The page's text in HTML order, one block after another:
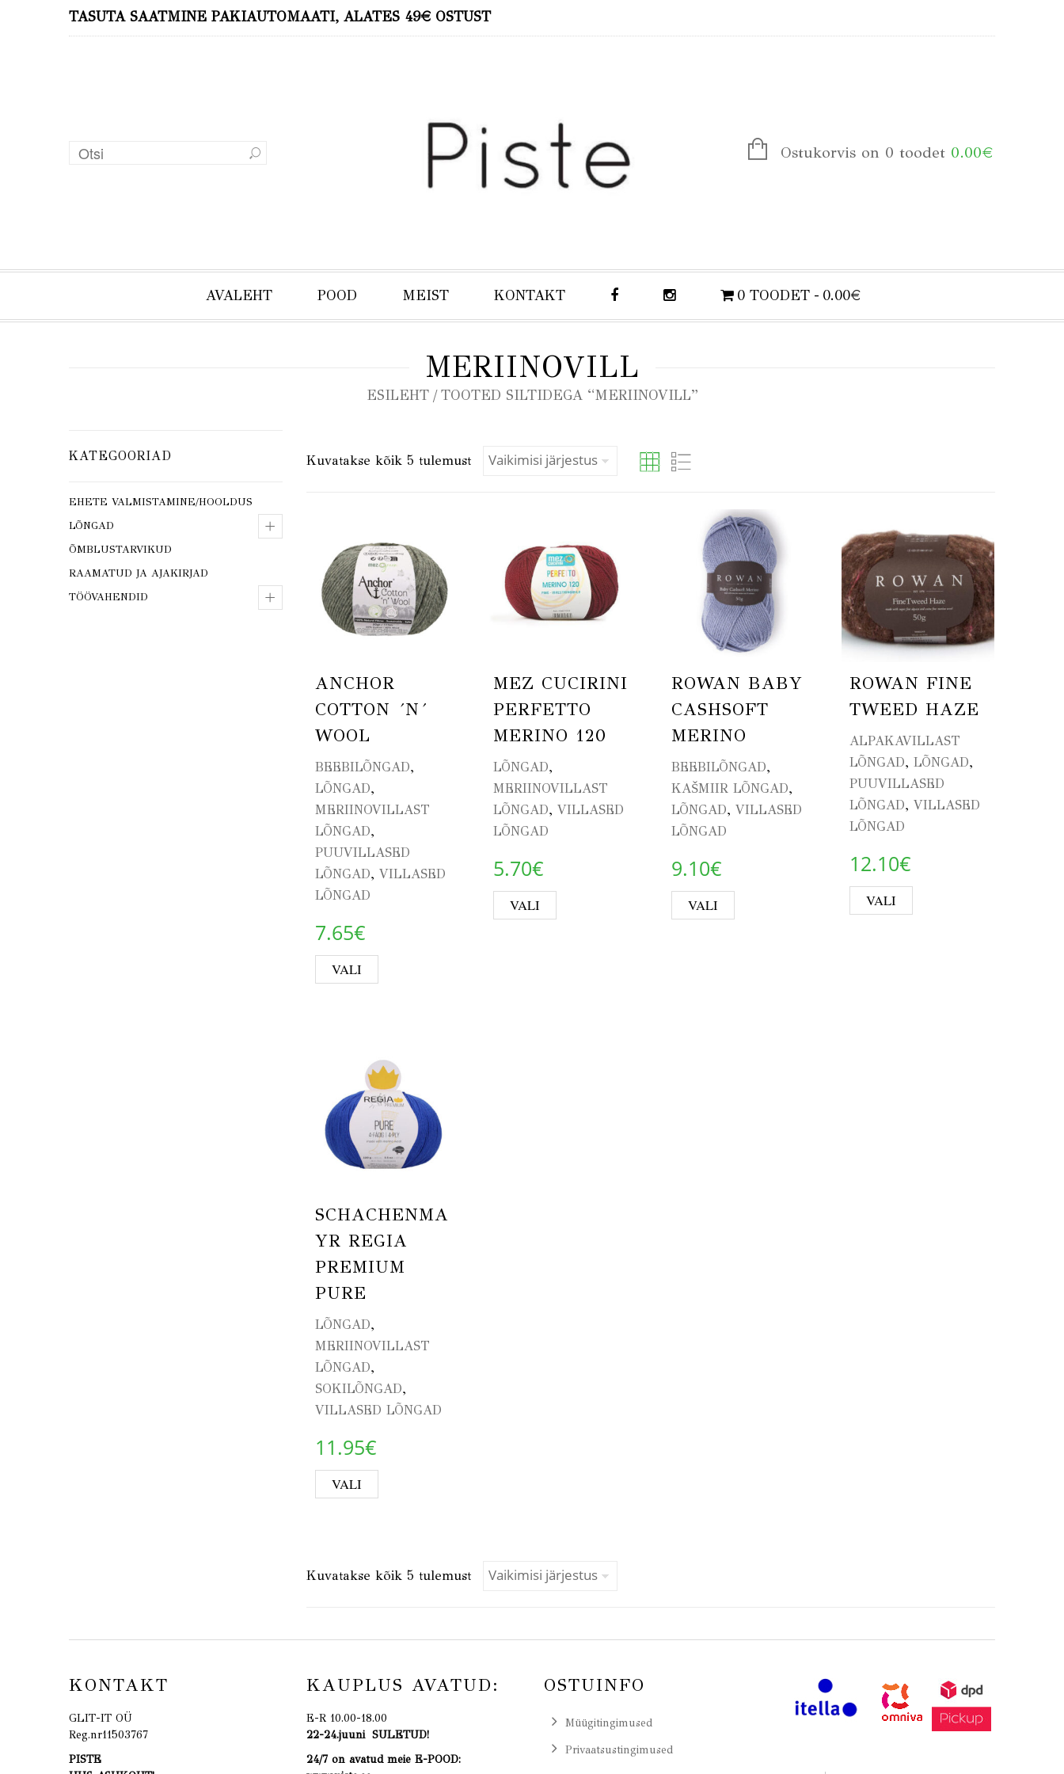
TASUTA SAATMINE PAKIAUTOMAATI, ALATES 49€ OSTUST
Ostukorvis on 0 toodet 0.00€
AVALEHT POOD MEIST KONTAKT 0 TOODET 0.00€
MERIINOVILL
ESILEHT/ TOOTED SILTIDEGA “MERIINOVILL”
KATEGOORIAD
EHETE VALMISTAMINE/HOOLDUS
+
LÕNGAD
ÕMBLUSTARVIKUD
RAAMATUD JA AJAKIRJAD
+
TÖÖVAHENDID
Kuvatakse kõik 5 tulemust
ANCHOR
COTTON ´N´
WOOL
BEEBILÕNGAD,
LÕNGAD,
MERIINOVILLAST
LÕNGAD,
PUUVILLASED
LÕNGAD, VILLASED
LÕNGAD
7.65€
VALI
MEZ CUCIRINI
PERFETTO
MERINO 120
LÕNGAD,
MERIINOVILLAST
LÕNGAD, VILLASED
LÕNGAD
5.70€
VALI This product has multiple variants. The options may be chosen on the
ROWAN BABY
CASHSOFT
MERINO
BEEBILÕNGAD,
KAŠMIIR LÕNGAD,
LÕNGAD, VILLASED
LÕNGAD
9.10€
VALI This product has multiple variants. The options
ROWAN FINE
TWEED HAZE
ALPAKAVILLAST
LÕNGAD, LÕNGAD,
PUUVILLASED
LÕNGAD, VILLASED
LÕNGAD
12.10€
VALI
SCHACHENMA
YR REGIA
PREMIUM
PURE
LÕNGAD,
MERIINOVILLAST
LÕNGAD,
SOKILÕNGAD,
VILLASED LÕNGAD
11.95€
VALI
Kuvatakse kõik 5 tulemust
KONTAKT
GLIT-IT OÜ
Reg.nr11503767
PISTE
KAUPLUS AVATUD:
E-R 10.00-18.00
22-24.juuni SULETUD!
24/7 on avatud meie E-POOD:
OSTUINFO
Müügitingimused
Privaatsustingimused